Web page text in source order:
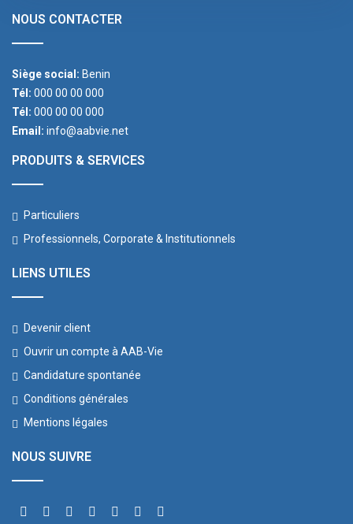
NOUS CONTACTER
Siège social: Benin
Tél: 000 00 00 000
Tél: 000 00 00 000
Email: info@aabvie.net
PRODUITS & SERVICES
Particuliers
Professionnels, Corporate & Institutionnels
LIENS UTILES
Devenir client
Ouvrir un compte à AAB-Vie
Candidature spontanée
Conditions générales
Mentions légales
NOUS SUIVRE